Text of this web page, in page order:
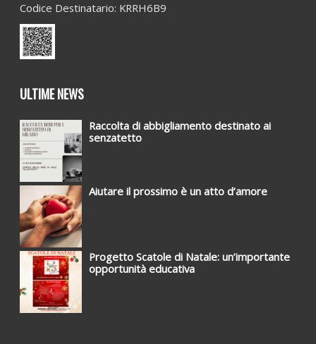
Codice Destinatario: KRRH6B9
ULTIME NEWS
Raccolta di abbigliamento destinato ai
senzatetto
Aiutare il prossimo è un atto d’amore
Progetto Scatole di Natale: un’importante
opportunità educativa